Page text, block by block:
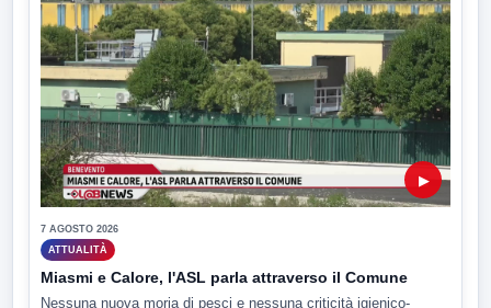
▶
7 AGOSTO 2026
ATTUALITÀ
Miasmi e Calore, l'ASL parla attraverso il Comune
Nessuna nuova moria di pesci e nessuna criticità igienico-